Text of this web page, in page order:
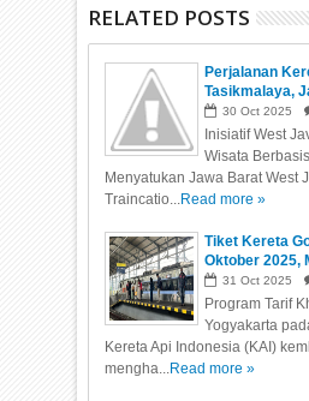
RELATED POSTS
Perjalanan
Tasikmalaya,
Jalur Wisata
30 Oct 2025
Inisiatif West
Wisata
Menyatukan Jawa Barat West
Traincatio...Read more »
Tiket Kereta
Oktober 2025,
untuk Rute
31 Oct 2025
Program Tarif
Yogyakarta
Kereta Api Indonesia (KAI)
mengha...Read more »